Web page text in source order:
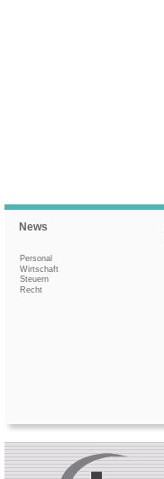
News
Personal
Wirtschaft
Steuern
Recht